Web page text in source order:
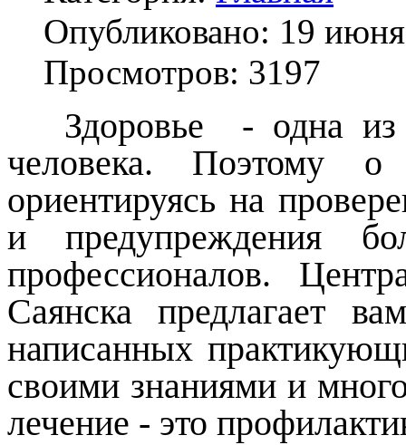
Опубликовано: 19
Просмотров: 3197
Здоровье - одна
человека. Поэтому о
ориентируясь на
и предупреждения
профессионалов.
Саянска предлагает
написанных
своими знаниями и
лечение - это